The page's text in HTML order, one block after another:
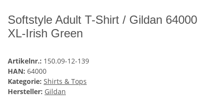
Softstyle Adult T-Shirt / Gildan 64000
XL-Irish Green
Artikelnr.: 150.09-12-139
HAN: 64000
Kategorie: Shirts & Tops
Hersteller: Gildan